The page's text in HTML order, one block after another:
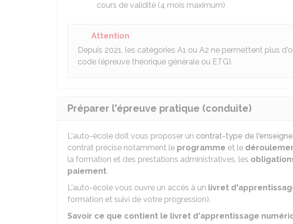
cours de validité (4 mois maximum)
Attention
Depuis 2021, les catégories A1 ou A2 ne permettent plus
code (épreuve théorique générale ou ETG).
Préparer l'épreuve pratique (conduite)
L'auto-école doit vous proposer un contrat-type de
contrat précise notamment le programme et le
la formation et des prestations administratives, les
paiement.
L'auto-école vous ouvre un accès à un livret
formation et suivi de votre progression).
Savoir ce que contient le livret d'apprentissage